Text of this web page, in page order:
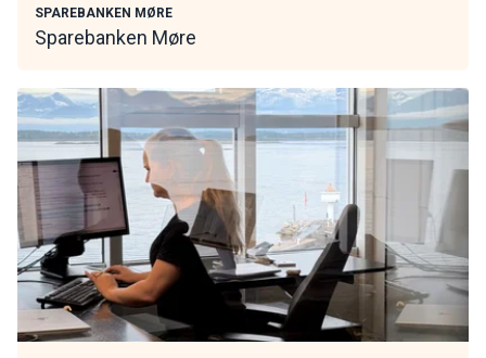
SPAREBANKEN MØRE
Sparebanken Møre